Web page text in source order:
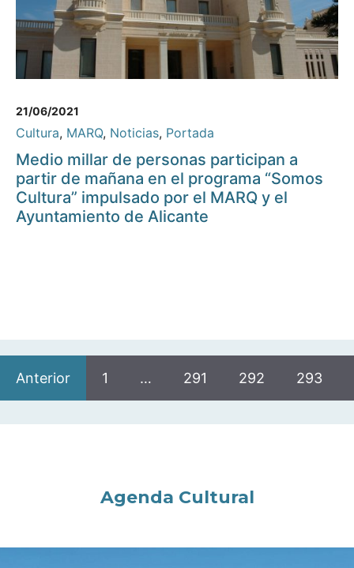
21/06/2021
Cultura, MARQ, Noticias, Portada
Medio millar de personas participan a
partir de mañana en el programa “Somos
Cultura” impulsado por el MARQ y el
Ayuntamiento de Alicante
Anterior 1 … 291 292 293
Agenda Cultural